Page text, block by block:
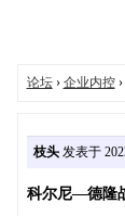
论坛› 企业内控›
枝头发表于
科尔尼—德隆